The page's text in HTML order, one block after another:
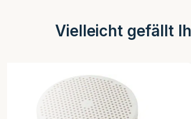
Vielleicht gefällt